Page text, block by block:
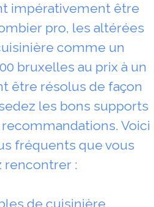
impérativement être
pro, les altérées
comme un
bruxelles au prix à un
être résolus de façon
les bons supports
Voici
fréquents que vous
rencontrer :
de cuisinière